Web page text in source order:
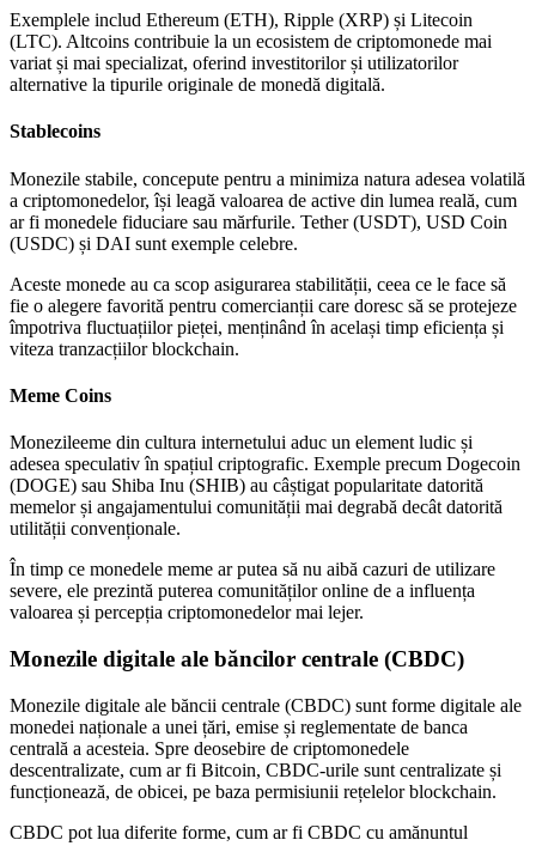
Exemplele includ Ethereum (ETH), Ripple (XRP) și Litecoin
(LTC). Altcoins contribuie la un ecosistem de criptomonede mai
variat și mai specializat, oferind investitorilor și utilizatorilor
alternative la tipurile originale de monedă digitală.
Stablecoins
Monezile stabile, concepute pentru a minimiza natura adesea volatilă
a criptomonedelor, își leagă valoarea de active din lumea reală, cum
ar fi monedele fiduciare sau mărfurile. Tether (USDT), USD Coin
(USDC) și DAI sunt exemple celebre.
Aceste monede au ca scop asigurarea stabilității, ceea ce le face să
fie o alegere favorită pentru comercianții care doresc să se protejeze
împotriva fluctuațiilor pieței, menținând în același timp eficiența și
viteza tranzacțiilor blockchain.
Meme Coins
Monezileeme din cultura internetului aduc un element ludic și
adesea speculativ în spațiul criptografic. Exemple precum Dogecoin
(DOGE) sau Shiba Inu (SHIB) au câștigat popularitate datorită
memelor și angajamentului comunității mai degrabă decât datorită
utilității convenționale.
În timp ce monedele meme ar putea să nu aibă cazuri de utilizare
severe, ele prezintă puterea comunităților online de a influența
valoarea și percepția criptomonedelor mai lejer.
Monezile digitale ale băncilor centrale (CBDC)
Monezile digitale ale băncii centrale (CBDC) sunt forme digitale ale
monedei naționale a unei țări, emise și reglementate de banca
centrală a acesteia. Spre deosebire de criptomonedele
descentralizate, cum ar fi Bitcoin, CBDC-urile sunt centralizate și
funcționează, de obicei, pe baza permisiunii rețelelor blockchain.
CBDC pot lua diferite forme, cum ar fi CBDC cu amănuntul